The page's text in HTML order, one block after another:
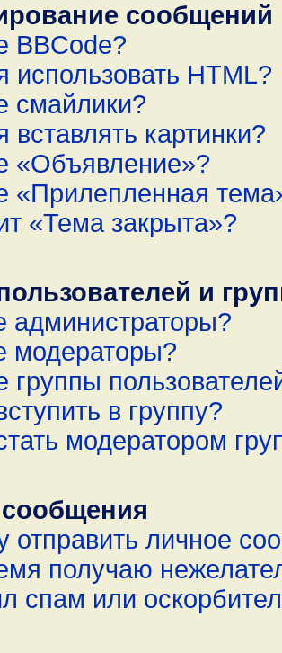
BBCode?
использовать HTML?
смайлики?
вставлять картинки?
«Объявление»?
«Прилепленная
«Тема закрыта»?
и
администраторы?
модераторы?
группы
в группу?
модератором
отправить личное
получаю
спам или